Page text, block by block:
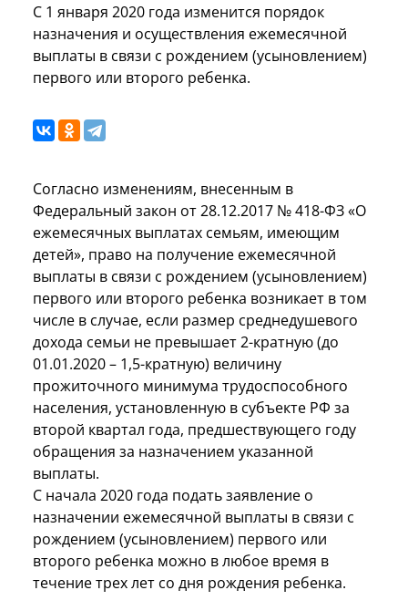
С 1 января 2020 года изменится порядок
назначения и осуществления ежемесячной
выплаты в связи с рождением (усыновлением)
первого или второго ребенка.
Согласно изменениям, внесенным в
Федеральный закон от 28.12.2017 № 418-ФЗ «О
ежемесячных выплатах семьям, имеющим
детей», право на получение ежемесячной
выплаты в связи с рождением (усыновлением)
первого или второго ребенка возникает в том
числе в случае, если размер среднедушевого
дохода семьи не превышает 2-кратную (до
01.01.2020 – 1,5-кратную) величину
прожиточного минимума трудоспособного
населения, установленную в субъекте РФ за
второй квартал года, предшествующего году
обращения за назначением указанной
выплаты.
С начала 2020 года подать заявление о
назначении ежемесячной выплаты в связи с
рождением (усыновлением) первого или
второго ребенка можно в любое время в
течение трех лет со дня рождения ребенка.